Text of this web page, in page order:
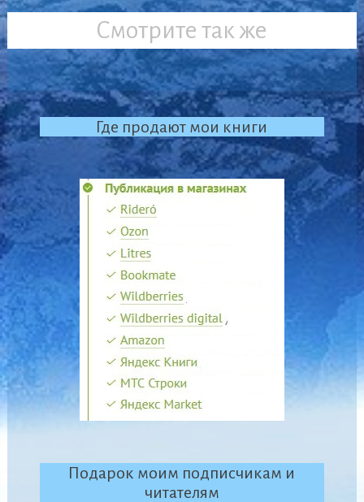
Смотрите так же
Где продают мои книги
Подарок моим подписчикам и
читателям